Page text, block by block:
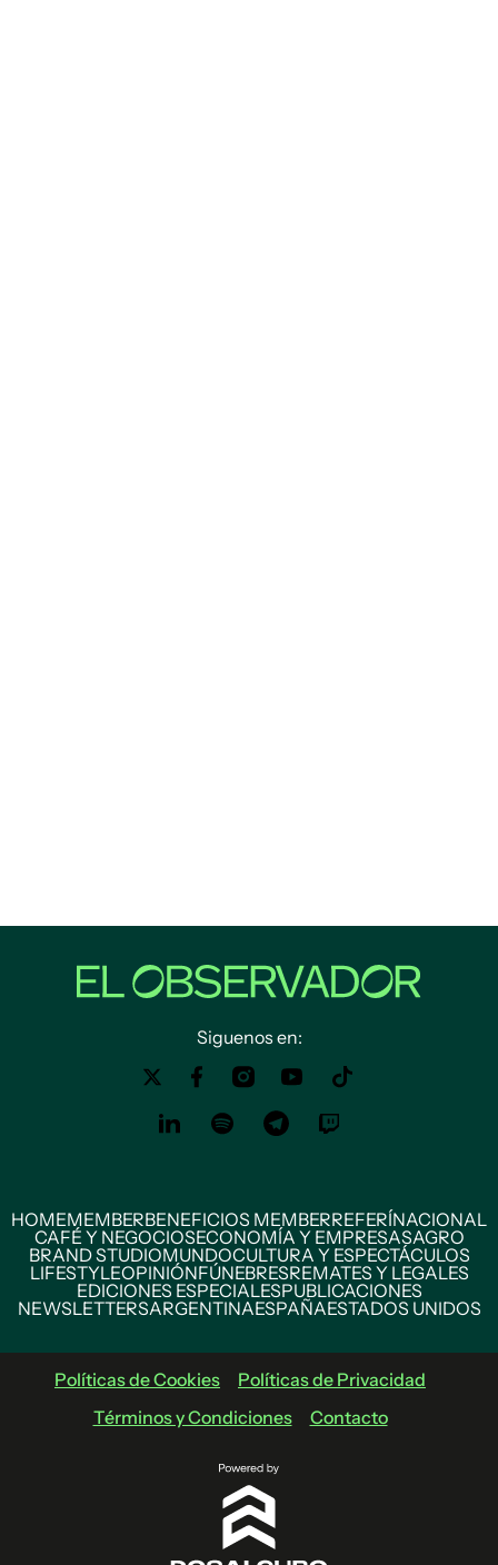
Siguenos en:
HOMEMEMBERBENEFICIOS MEMBERREFERÍNACIONAL
CAFÉ Y NEGOCIOSECONOMÍA Y EMPRESASAGRO
BRAND STUDIOMUNDOCULTURA Y ESPECTÁCULOS
LIFESTYLEOPINIÓNFÚNEBRESREMATES Y LEGALES
EDICIONES ESPECIALESPUBLICACIONES
NEWSLETTERSARGENTINAESPAÑAESTADOS UNIDOS
Políticas de Cookies
Políticas de Privacidad
Términos y Condiciones
Contacto